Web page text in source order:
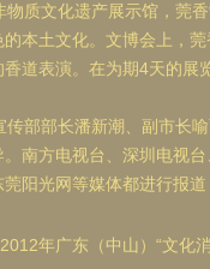
质文化遗产展示馆，莞
本土文化。文博会上，
道表演。在为期4天的
部部长潘新潮、副市长
南方电视台、深圳电视
阳光网等媒体都进行报
年广东（中山）“文化